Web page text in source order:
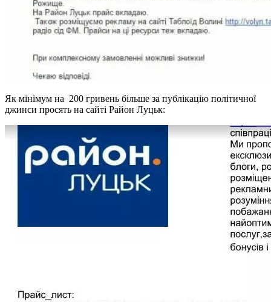
Як мінімум на 200 гривень більше за публікацію політичної
джинси просять на сайті Район Луцьк: